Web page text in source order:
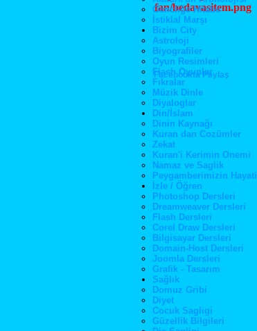
Gencliğe Hitabe
İstiklal Marşı
Bizim City
Astroloji
Biyografiler
Oyun Resimleri
Flash Oyunlar
Fıkralar
Müzik Dinle
Diyaloglar
Din/İslam
Dinin Kaynağı
Kuran dan Cozümler
Zekat
Kuran'i Kerimin Onemi
Namaz ve Saglik
Peygamberimizin Hayati
İzle / Öğren
Photoshop Dersleri
Dreamweaver Dersleri
Flash Dersleri
Corel Draw Dersleri
Bilgisayar Dersleri
Domain-Host Dersleri
Joomla Dersleri
Grafik - Tasarım
Sağlık
Domuz Gribi
Diyet
Cocuk Sagligi
Güzellik Bilgileri
Facebookta Paylaş